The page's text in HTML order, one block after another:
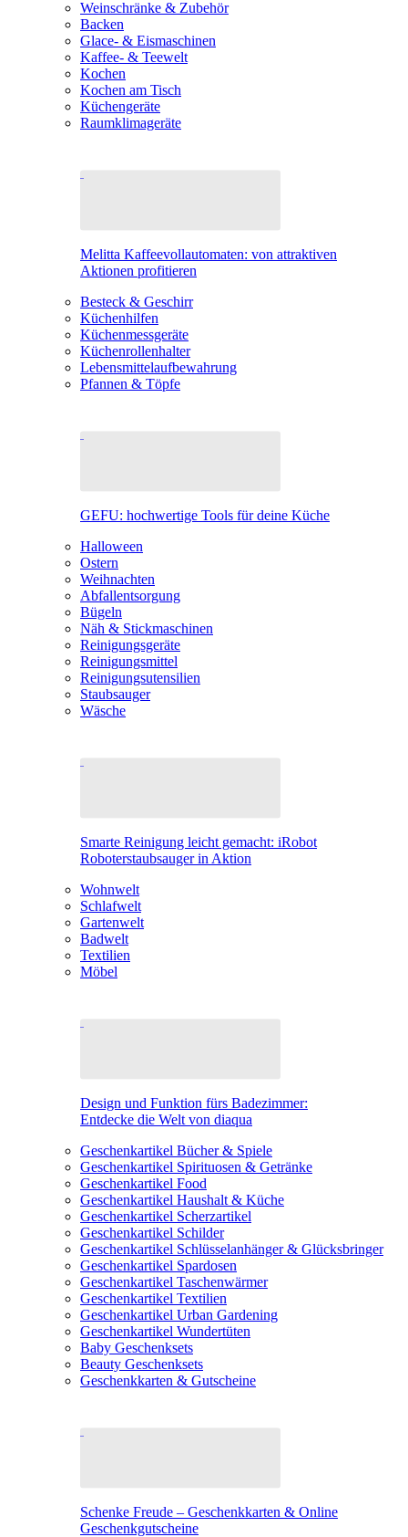
Weinschränke & Zubehör
Backen
Glace- & Eismaschinen
Kaffee- & Teewelt
Kochen
Kochen am Tisch
Küchengeräte
Raumklimageräte
Melitta Kaffeevollautomaten: von attraktiven
Aktionen profitieren
Besteck & Geschirr
Küchenhilfen
Küchenmessgeräte
Küchenrollenhalter
Lebensmittelaufbewahrung
Pfannen & Töpfe
GEFU: hochwertige Tools für deine Küche
Halloween
Ostern
Weihnachten
Abfallentsorgung
Bügeln
Näh & Stickmaschinen
Reinigungsgeräte
Reinigungsmittel
Reinigungsutensilien
Staubsauger
Wäsche
Smarte Reinigung leicht gemacht: iRobot
Roboterstaubsauger in Aktion
Wohnwelt
Schlafwelt
Gartenwelt
Badwelt
Textilien
Möbel
Design und Funktion fürs Badezimmer:
Entdecke die Welt von diaqua
Geschenkartikel Bücher & Spiele
Geschenkartikel Spirituosen & Getränke
Geschenkartikel Food
Geschenkartikel Haushalt & Küche
Geschenkartikel Scherzartikel
Geschenkartikel Schilder
Geschenkartikel Schlüsselanhänger & Glücksbringer
Geschenkartikel Spardosen
Geschenkartikel Taschenwärmer
Geschenkartikel Textilien
Geschenkartikel Urban Gardening
Geschenkartikel Wundertüten
Baby Geschenksets
Beauty Geschenksets
Geschenkkarten & Gutscheine
Schenke Freude – Geschenkkarten & Online
Geschenkgutscheine